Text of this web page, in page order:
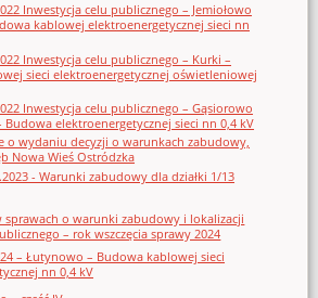
Inwestycja celu publicznego – Jemiołowo
kablowej elektroenergetycznej sieci nn
Inwestycja celu publicznego – Kurki –
sieci elektroenergetycznej oświetleniowej
Inwestycja celu publicznego – Gąsiorowo
Budowa elektroenergetycznej sieci nn 0,4 kV
o wydaniu decyzji o warunkach zabudowy,
Nowa Wieś Ostródzka
- Warunki zabudowy dla działki 1/13
sprawach o warunki zabudowy i lokalizacji
– rok wszczęcia sprawy 2024
– Łutynowo – Budowa kablowej sieci
nn 0,4 kV